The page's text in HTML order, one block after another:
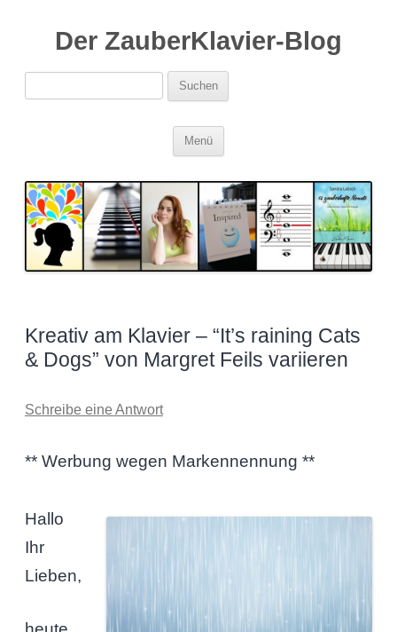
Der ZauberKlavier-Blog
Suchen
nach:
Menü
Kreativ am Klavier – “It’s raining Cats
& Dogs” von Margret Feils variieren
Schreibe eine Antwort
** Werbung wegen Markennennung **
Hallo
Ihr
Lieben,